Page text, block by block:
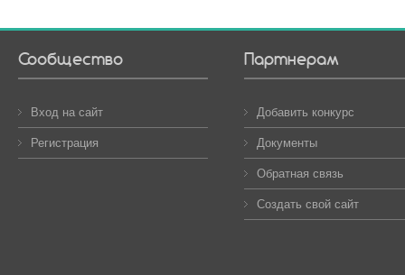
Сообщество
Вход на сайт
Регистрация
Партнерам
Добавить конкурс
Документы
Обратная связь
Создать свой сайт